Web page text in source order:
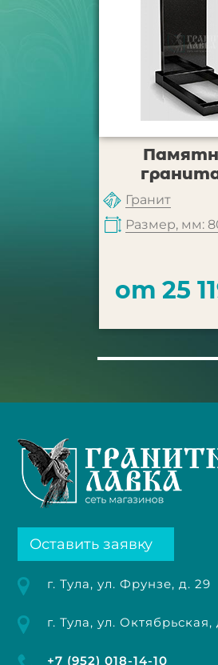
Гранит
Размер, мм:
от 25
Оставить заявку
г. Тула, ул. Фрунзе, д. 29
г. Тула, ул. Октябрьская,
+7 (952) 018-14-10